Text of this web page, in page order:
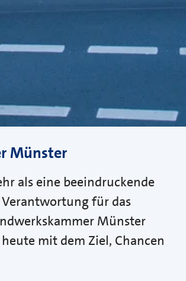
Münster
als eine beeindruckende
Verantwortung für das
Münster
mit dem Ziel, Chancen